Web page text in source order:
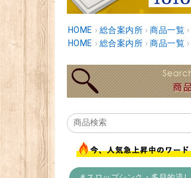
HOME › 総合案内所 › 商品一覧 ›
HOME › 総合案内所 › 商品一覧 ›